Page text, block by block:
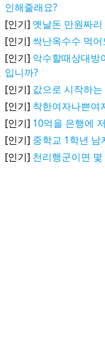
인해줄래요?
[인기] 옛날돈 만원짜
[인기] 싹난옥수수 먹
[인기] 악수할때상대방
입니까?
[인기] 값으로 시작하
[인기] 착한여자나쁜여
[인기] 10억을 은행에
[인기] 중학교 1학년 남
[인기] 천리행군이면